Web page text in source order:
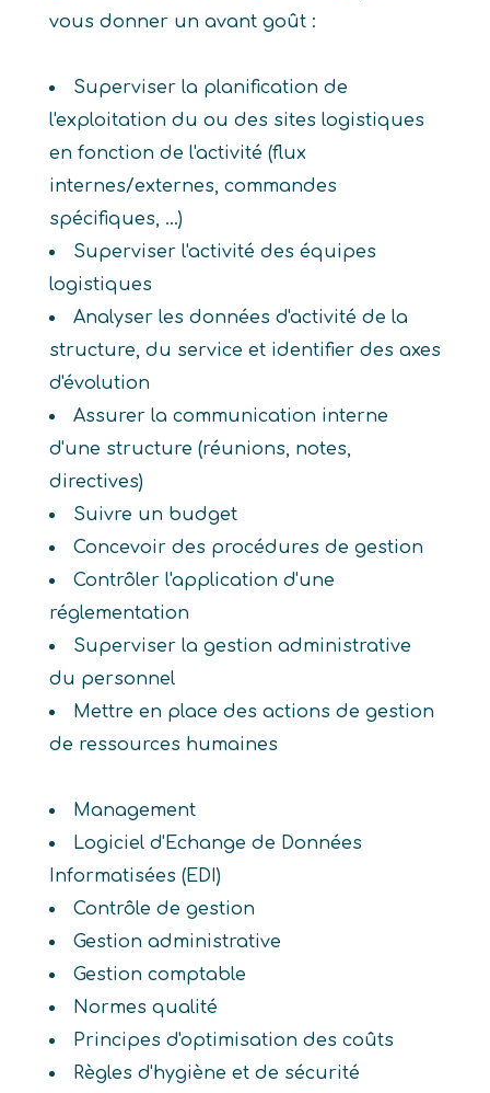
vous donner un avant goût :
Superviser la planification de
l'exploitation du ou des sites logistiques
en fonction de l'activité (flux
internes/externes, commandes
spécifiques, ...)
Superviser l'activité des équipes
logistiques
Analyser les données d'activité de la
structure, du service et identifier des axes
d'évolution
Assurer la communication interne
d'une structure (réunions, notes,
directives)
Suivre un budget
Concevoir des procédures de gestion
Contrôler l'application d'une
réglementation
Superviser la gestion administrative
du personnel
Mettre en place des actions de gestion
de ressources humaines
Management
Logiciel d'Echange de Données
Informatisées (EDI)
Contrôle de gestion
Gestion administrative
Gestion comptable
Normes qualité
Principes d'optimisation des coûts
Règles d'hygiène et de sécurité